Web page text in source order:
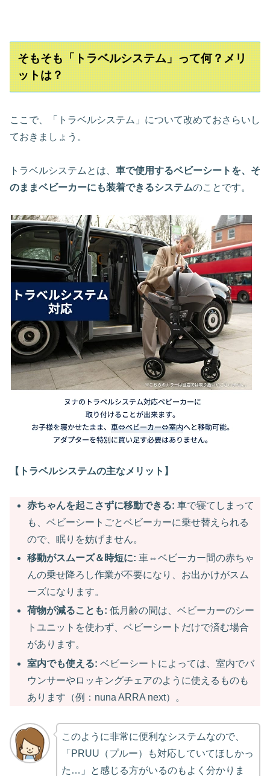
そもそも「トラベルシステム」って何？メリ
ットは？
ここで、「トラベルシステム」について改めておさらいし
ておきましょう。
トラベルシステムとは、 車で使用するベビーシートを、そ
のままベビーカーにも装着できるシステムのことです。
【トラベルシステムの主なメリット】
赤ちゃんを起こさずに移動できる: 車で寝てしまって
も、ベビーシートごとベビーカーに乗せ替えられる
ので、眠りを妨げません。
移動がスムーズ＆時短に: 車⇔ベビーカー間の赤ちゃ
んの乗せ降ろし作業が不要になり、お出かけがスム
ーズになります。
荷物が減ることも: 低月齢の間は、ベビーカーのシー
トユニットを使わず、ベビーシートだけで済む場合
があります。
室内でも使える: ベビーシートによっては、室内でバ
ウンサーやロッキングチェアのように使えるものも
あります（例：nuna ARRA next）。
このように非常に便利なシステムなので、
「PRUU（プルー）も対応していてほしかっ
た…」と感じる方がいるのもよく分かりま